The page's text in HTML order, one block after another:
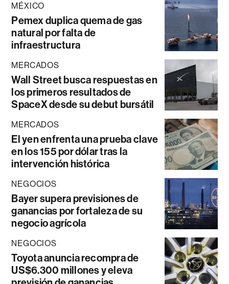
MÉXICO
Pemex duplica quema de gas
natural por falta de
infraestructura
MERCADOS
Wall Street busca respuestas en
los primeros resultados de
SpaceX desde su debut bursátil
MERCADOS
El yen enfrenta una prueba clave
en los 155 por dólar tras la
intervención histórica
NEGOCIOS
Bayer supera previsiones de
ganancias por fortaleza de su
negocio agrícola
NEGOCIOS
Toyota anuncia recompra de
US$6.300 millones y eleva